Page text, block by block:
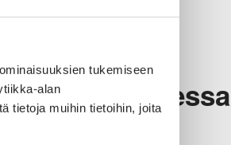
tukemiseen
alan
tietoja muihin tietoihin, joita
paras
keskuudessa